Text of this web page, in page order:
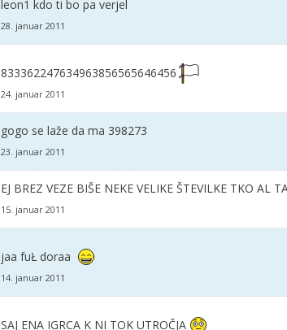
leon1 kdo ti bo pa verjel
28. januar 2011
833362247634963856565646456
24. januar 2011
gogo se laže da ma 398273
23. januar 2011
EJ BREZ VEZE BIŠE NEKE VELIKE ŠTEVILKE TKO AL
15. januar 2011
jaa fuŁ doraa
14. januar 2011
SAJ ENA IGRCA K NI TOK UTROČJA